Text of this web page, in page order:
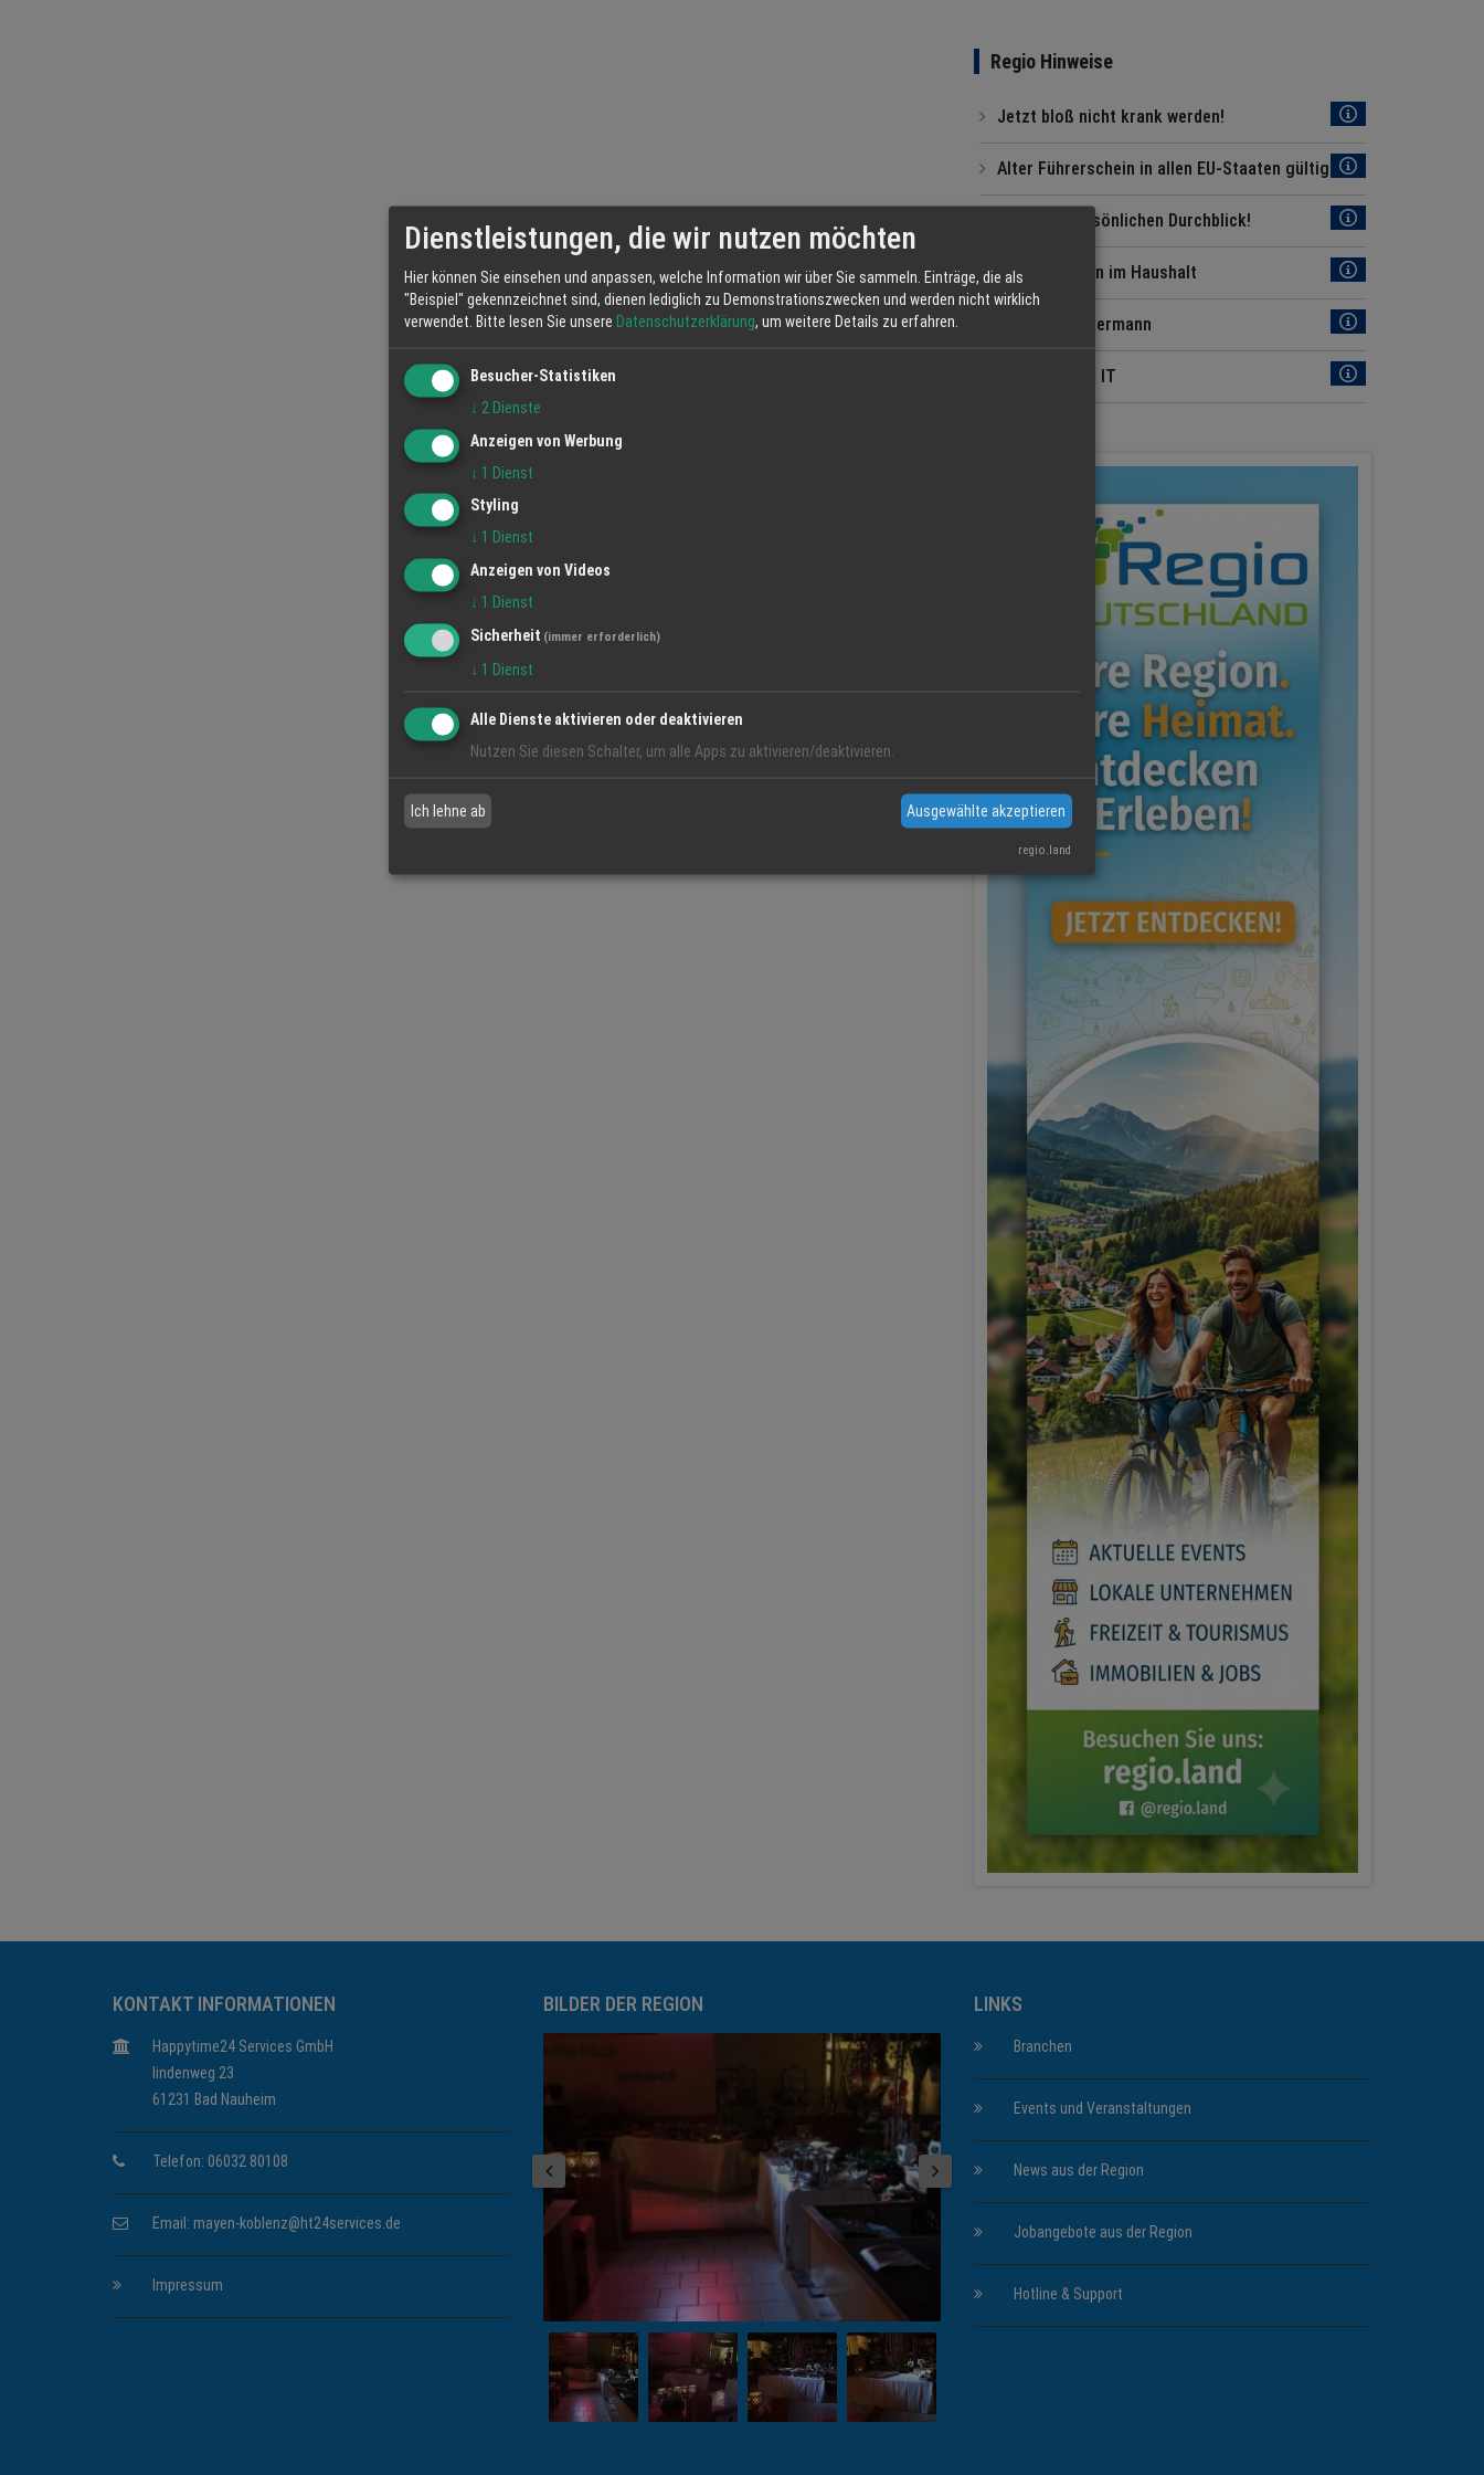
Regio Hinweise
Jetzt bloß nicht krank werden!
Alter Führerschein in allen EU-Staaten gültig
Für Ihren persönlichen Durchblick!
Energiesparen im Haushalt
Tipps für Jedermann
News aus der IT
KONTAKT INFORMATIONEN
Happytime24 Services GmbH
lindenweg 23
61231 Bad Nauheim
Telefon: 06032 80108
Email: mayen-koblenz@ht24services.de
Impressum
BILDER DER REGION LINKS
Branchen
Events und Veranstaltungen
News aus der Region
Jobangebote aus der Region
Hotline & Support
Dienstleistungen, die wir nutzen möchten
Hier können Sie einsehen und anpassen, welche Information wir über Sie sammeln. Einträge, die als
"Beispiel" gekennzeichnet sind, dienen lediglich zu Demonstrationszwecken und werden nicht wirklich
verwendet. Bitte lesen Sie unsere Datenschutzerklärung, um weitere Details zu erfahren.
Besucher-Statistiken
↓ 2 Dienste
Anzeigen von Werbung
↓ 1 Dienst
Styling
↓ 1 Dienst
Anzeigen von Videos
↓ 1 Dienst
Sicherheit (immer erforderlich)
↓ 1 Dienst
Alle Dienste aktivieren oder deaktivieren
Nutzen Sie diesen Schalter, um alle Apps zu aktivieren/deaktivieren.
Ich lehne ab Ausgewählte akzeptieren
regio.land